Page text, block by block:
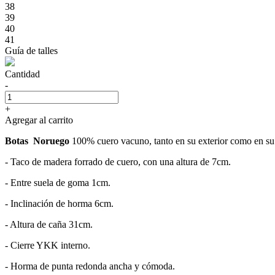
38
39
40
41
Guía de talles
Cantidad
-
+
Agregar al carrito
Botas Noruego 100% cuero vacuno, tanto en su exterior como en
- Taco de madera forrado de cuero, con una altura de 7cm.
- Entre suela de goma 1cm.
- Inclinación de horma 6cm.
- Altura de caña 31cm.
- Cierre YKK interno.
- Horma de punta redonda ancha y cómoda.